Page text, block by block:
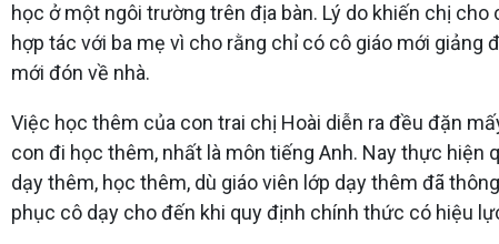
học ở một ngôi trường trên địa bàn. Lý do khiến chị
hợp tác với ba mẹ vì cho rằng chỉ có cô giáo mới
mới đón về nhà.
Việc học thêm của con trai chị Hoài diễn ra đều đặn
con đi học thêm, nhất là môn tiếng Anh. Nay thực hiện
dạy thêm, học thêm, dù giáo viên lớp dạy thêm đã
phục cô dạy cho đến khi quy định chính thức có hiệu